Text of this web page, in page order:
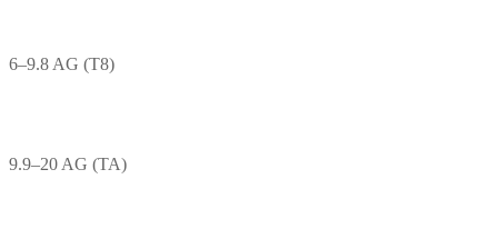
6–9.8 AG (T8)
9.9–20 AG (TA)